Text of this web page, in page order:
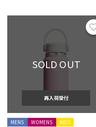
SOLD OUT
再入荷受付
MENS WOMENS
KIDS